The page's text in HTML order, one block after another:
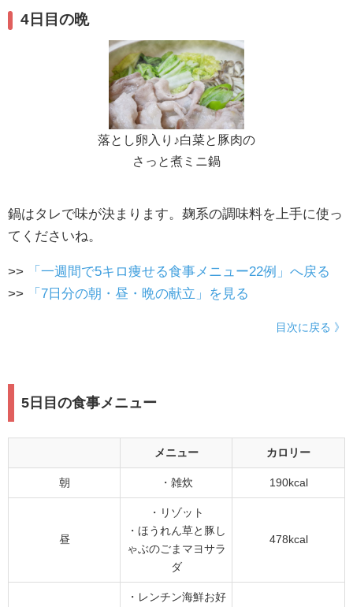
4日目の晩
落とし卵入り♪白菜と豚肉の
さっと煮ミニ鍋
鍋はタレで味が決まります。麹系の調味料を上手に使っ
てくださいね。
>>
「一週間で5キロ痩せる食事メニュー22例」へ戻る
>>
「7日分の朝・昼・晩の献立」を見る
目次に戻る 》
5日目の食事メニュー
メニュー カロリー
朝 ・雑炊 190kcal
昼
・リゾット
・ほうれん草と豚し
ゃぶのごまマヨサラ
ダ
478kcal
・レンチン海鮮お好